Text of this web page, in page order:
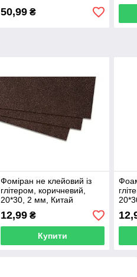
50,99₴
Фоміран не клейовий із
глітером, коричневий,
20*30, 2 мм, Китай
12,99₴
Купити